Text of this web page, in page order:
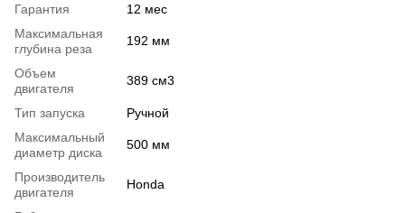
Гарантия
12 мес
Максимальная
глубина реза
192 мм
Объем
двигателя
389 см3
Тип запуска
Ручной
Максимальный
диаметр диска
500 мм
Производитель
двигателя
Honda